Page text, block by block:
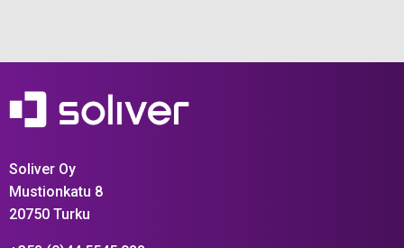
Soliver Oy
Mustionkatu 8
20750 Turku